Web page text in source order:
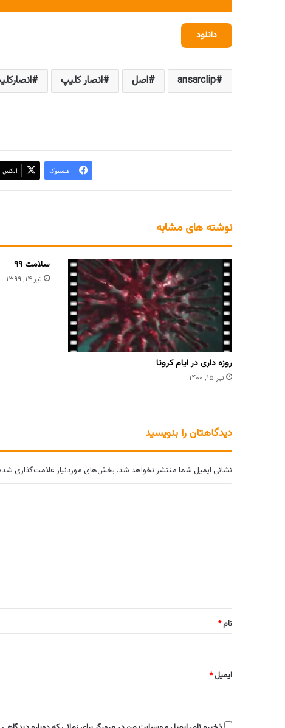
دانلود
ansarclip اصل انصار کلیپ
فیسبوک ایکس
نوشته های مشابه
روزه داری در ایام کرونا
تیر ۱۵, ۱۴۰۰
سلامت ۹۹
تیر ۱۴, ۱۳۹۹
دیدگاهتان را بنویسید
نشانی ایمیل شما منتشر نخواهد شد. بخش‌های موردنیاز علامت‌گذاری
نام*
ایمیل*